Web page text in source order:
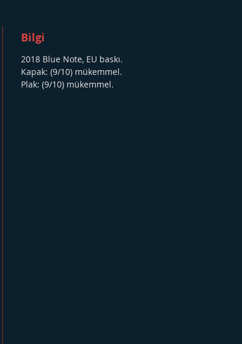
Bilgi
2018 Blue Note, EU baskı.
Kapak: (9/10) mükemmel.
Plak: (9/10) mükemmel.